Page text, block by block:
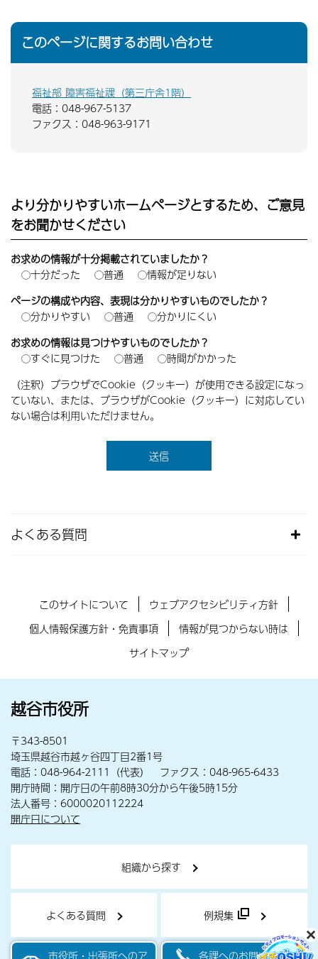
このページに関するお問い合わせ
福祉部 障害福祉課（第三庁舎1階）
電話：048-967-5137
ファクス：048-963-9171
より分かりやすいホームページとするため、ご意見
をお聞かせください
お求めの情報が十分掲載されていましたか？
十分だった
普通
情報が足りない
ページの構成や内容、表現は分かりやすいものでしたか？
分かりやすい
普通
分かりにくい
お求めの情報は見つけやすいものでしたか？
すぐに見つけた
普通
時間がかかった
（注釈）ブラウザでCookie（クッキー）が使用できる設定になっ
ていない、または、ブラウザがCookie（クッキー）に対応してい
ない場合は利用いただけません。
よくある質問
このサイトについて
ウェブアクセシビリティ方針
個人情報保護方針・免責事項
情報が見つからない時は
サイトマップ
越谷市役所
〒343-8501
埼玉県越谷市越ヶ谷四丁目2番1号
電話：048-964-2111（代表） ファクス：048-965-6433
開庁時間：開庁日の午前8時30分から午後5時15分
法人番号：6000020112224
開庁日について
組織から探す
よくある質問 例規集
市役所・出張所へのア 各課へのお問い合わせ